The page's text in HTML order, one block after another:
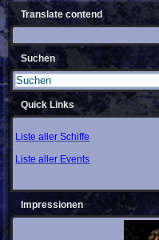
Translate contend
Suchen
Quick Links
Liste aller Schiffe
Liste aller Events
Impressionen